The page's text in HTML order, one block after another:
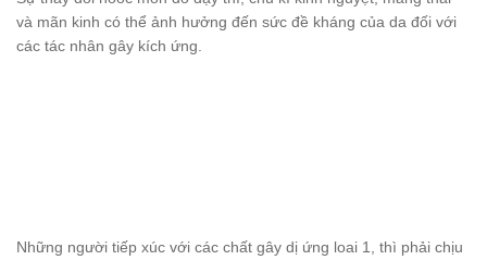
và mãn kinh có thể ảnh hưởng đến sức đề kháng của da đối với
các tác nhân gây kích ứng.
Những người tiếp xúc với các chất gây dị ứng loai 1, thì phải chịu